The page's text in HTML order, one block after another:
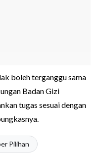
boleh terganggu sama
Badan Gizi
tugas sesuai dengan
Pilihan